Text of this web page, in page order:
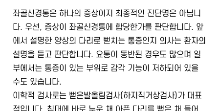
좌골신경통은 하나의 증상이지 최종적인 진단명은 아닙니
다. 우선, 증상이 좌골신경통에 합당한가를 판단합니다. 앞
에서 설명한 양상의 다리로 뻗치는 통증인지 의사는 환자의
설명을 듣고 판단합니다. 요통이 동반된 경우도 많으며 일
부에서는 통증이 있는 부위로 감각 기능이 저하되어 있을
수도 있습니다.
이학적 검사로는 뻗은발올림검사(하지직거상검사)가 대표